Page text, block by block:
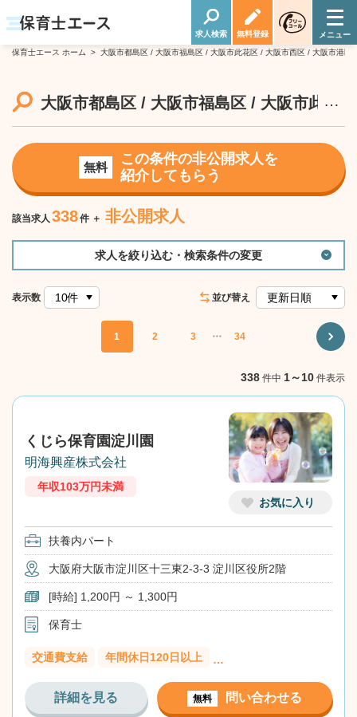
求人検索 無料登録
保育士エース ホーム > 大阪市都島区 / 大阪市福島区 / 大阪市此花区 / 大阪市西区 / 大阪市港
大阪市都島区 / 大阪市福島区 / 大阪市此花
…
該当求人 338件 ＋ 非公開求人
無料
この条件の非公開求人を
紹介してもらう
求人を絞り込む・検索条件の変更
表示数
1 2 3 ・・・ 34
並び替え
338 件中 1～10 件表示
お気に入り
くじら保育園淀川園
明海興産株式会社
年収103万円未満
扶養内パート
大阪府大阪市淀川区十三東2-3-3 淀川区役所2階
[時給] 1,200円 ～ 1,300円
保育士
交通費支給 年間休日120日以上 …
詳細を見る 無料 問い合わせる